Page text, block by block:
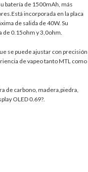
batería de 1500mAh, más
incorporada en la placa
de salida de 40W. Su
de 0.15ohm y 3,0ohm.
se puede ajustar con precisión
de vapeo tanto MTL como
de carbono, madera,piedra,
OLED 0.69?.